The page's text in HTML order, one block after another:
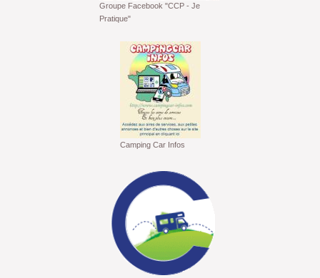
Groupe Facebook "CCP - Je
Pratique"
Camping Car Infos